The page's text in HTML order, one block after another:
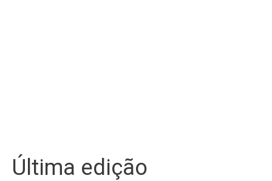
Última edição